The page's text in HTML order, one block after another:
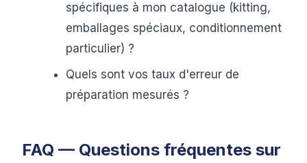
spécifiques à mon catalogue (kitting,
emballages spéciaux, conditionnement
particulier) ?
Quels sont vos taux d'erreur de
préparation mesurés ?
FAQ — Questions fréquentes sur